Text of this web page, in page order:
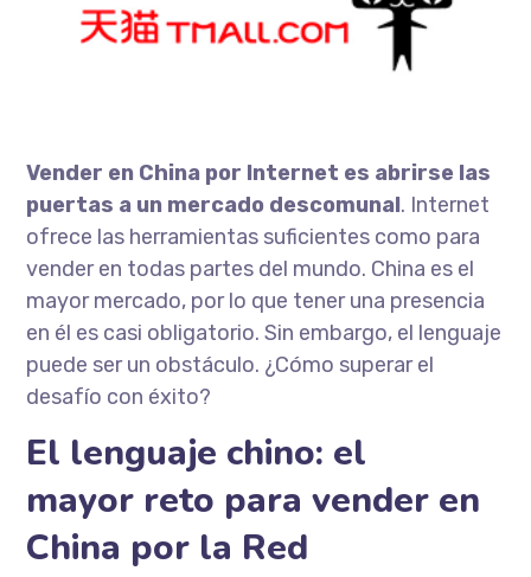
Vender en China por Internet es abrirse las
puertas a un mercado descomunal. Internet
ofrece las herramientas suficientes como para
vender en todas partes del mundo. China es el
mayor mercado, por lo que tener una presencia
en él es casi obligatorio. Sin embargo, el lenguaje
puede ser un obstáculo. ¿Cómo superar el
desafío con éxito?
El lenguaje chino: el
mayor reto para vender en
China por la Red